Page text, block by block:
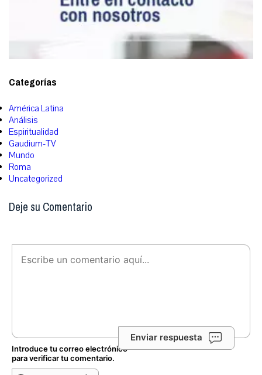
Categorías
América Latina
Análisis
Espiritualidad
Gaudium-TV
Mundo
Roma
Uncategorized
Deje su Comentario
Enviar respuesta
Introduce tu correo electrónico
para verificar tu comentario.